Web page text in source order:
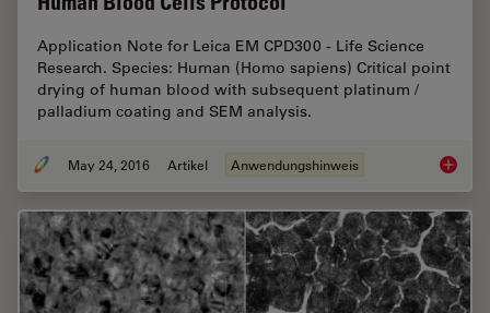
Application Note for Leica EM CPD300 - Life Science
Research. Species: Human (Homo sapiens) Critical point
drying of human blood with subsequent platinum /
palladium coating and SEM analysis.
May 24, 2016 Artikel Anwendungshinweis Human